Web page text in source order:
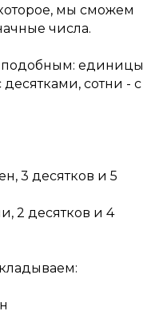
мы сможем
числа.
подобным: единицы
сотни - с
3 десятков и 5
2 десятков и 4